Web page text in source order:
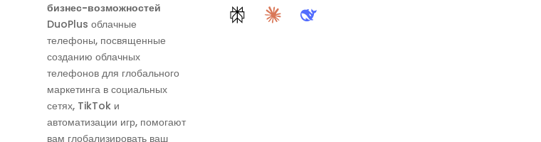
бизнес-возможностей
DuoPlus облачные
телефоны, посвященные
созданию облачных
телефонов для глобального
маркетинга в социальных
сетях, TikTok и
автоматизации игр, помогают
вам глобализировать ваш
PerplexityClaudeDeepSeek